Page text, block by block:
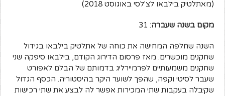
(מאתלטיק בילבאו לצ'לסי באוגוסט 2018)
מקום בשנה שעברה: 31
השנה שחלפה המחישה את כוחה של אתלטיק בילבאו בגידול
שחקנים מוכשרים. מאז פרסום הדירוג הקודם, בילבאו סיפקה שני
שחקנים משמעותיים לפרמיירליג בדמותם של הבלם לאפורט
שעבר לסיטי וקפה, שהפך לשוער היקר בהיסטוריה. הכסף הגדול
שקיבלה בעקבות שתי המכירות אפשר לה לבצע את שתי רכישות